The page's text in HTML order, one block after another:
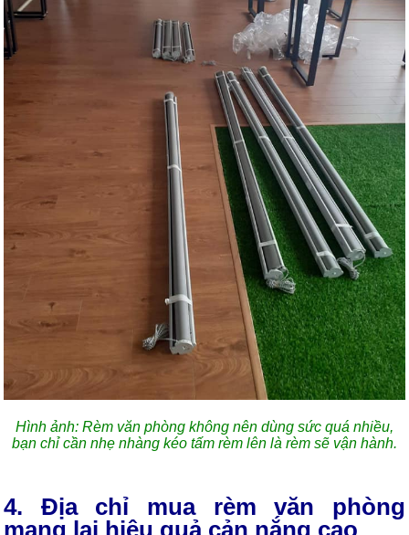
Hình ảnh: Rèm văn phòng không nên dùng sức quá nhiều,
bạn chỉ cần nhẹ nhàng kéo tấm rèm lên là rèm sẽ vận hành.
4. Địa chỉ mua rèm văn phòng
mang lại hiệu quả cản nắng cao